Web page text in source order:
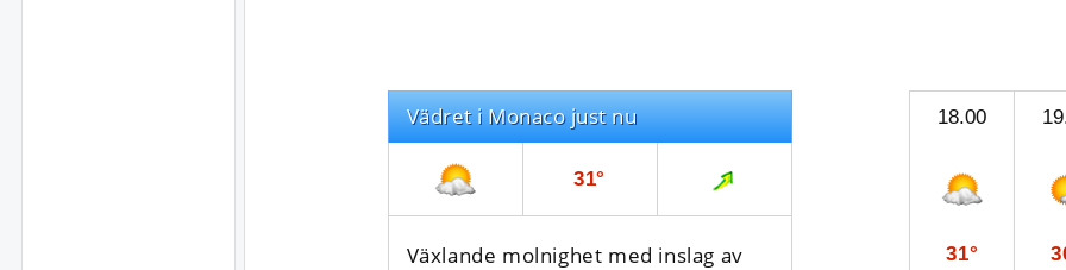
Vädret i Monaco just nu
31°
Växlande molnighet med inslag av
18.00
31°